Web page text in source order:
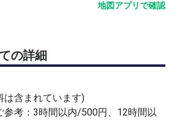
地図アプリで確認
の詳細
は含まれています)
参考：3時間以内/500円、12時間以